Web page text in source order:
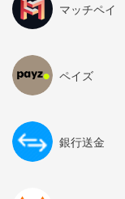
マッチペイ
ペイズ
銀行送金